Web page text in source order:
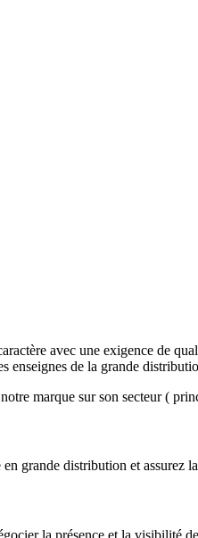
avec une exigence de
enseignes de la grande
marque sur son secteur (
grande distribution et
la présence et la visibilité